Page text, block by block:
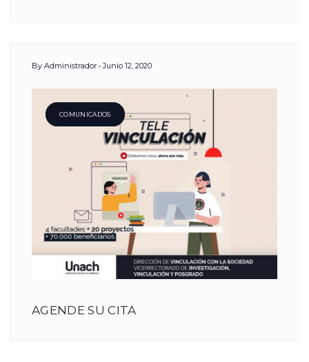
By Administrador Junio 12, 2020
COMUNICADOS
AGENDE SU CITA